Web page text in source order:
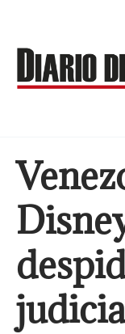
contenido